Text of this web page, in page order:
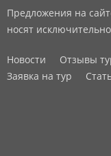
Предложения на
носят
Новости Отзывы
Заявка на тур